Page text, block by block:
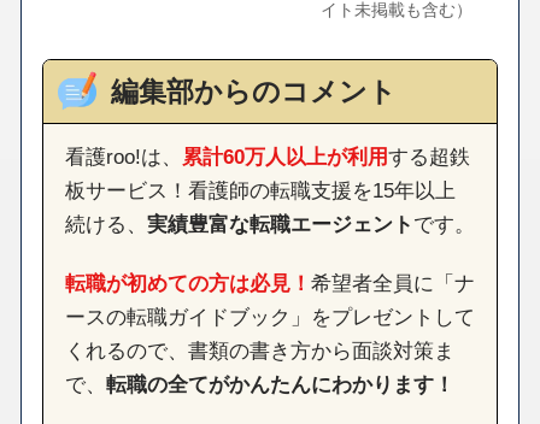
イト未掲載も含む）
編集部からのコメント
看護roo!は、 累計60万人以上が利用する超鉄
板サービス！看護師の転職支援を15年以上
続ける、 実績豊富な転職エージェント です。
転職が初めての方は必見！ 希望者全員に「ナ
ースの転職ガイドブック」をプレゼントして
くれるので、書類の書き方から面談対策ま
で、 転職の全てがかんたんにわかります！